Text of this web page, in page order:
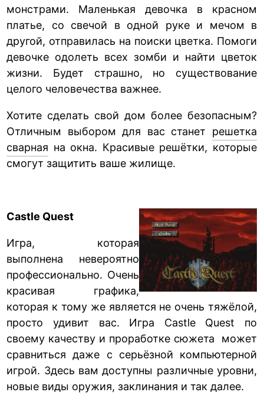
монстрами. Маленькая девочка в красном
платье, со свечой в одной руке и мечом в
другой, отправилась на поиски цветка. Помоги
девочке одолеть всех зомби и найти цветок
жизни. Будет страшно, но существование
целого человечества важнее.
Хотите сделать свой дом более безопасным?
Отличным выбором для вас станет решетка
сварная на окна. Красивые решётки, которые
смогут защитить ваше жилище.
Castle Quest
Игра, которая
выполнена невероятно
профессионально. Очень
красивая графика,
которая к тому же является не очень тяжёлой,
просто удивит вас. Игра Castle Quest по
своему качеству и проработке сюжета может
сравниться даже с серьёзной компьютерной
игрой. Здесь вам доступны различные уровни,
новые виды оружия, заклинания и так далее.